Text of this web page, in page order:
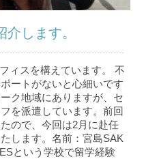
します。
ィスを構えています。 不
ートがないと心細いです
ク地域にありますが、セ
を派遣しています。前回
ので、今回は2月に赴任
します。名前：宮島SAK
という学校で留学経験